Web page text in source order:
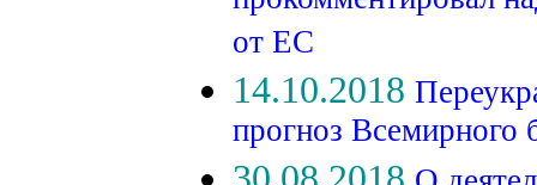
от ЕС
14.10.2018
прогноз Всемирного